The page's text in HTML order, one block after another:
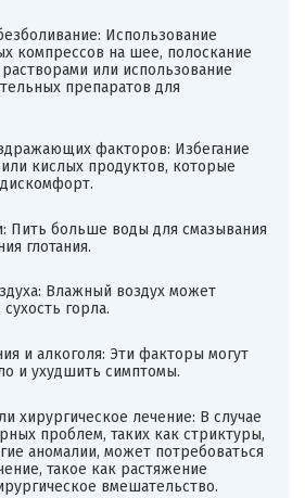
Использование
компрессов на шее, полоскание
или использование
препаратов для
факторов: Избегание
кислых продуктов, которые
дискомфорт.
Пить больше воды для смазывания
глотания.
Влажный воздух может
горла.
и алкоголя: Эти факторы могут
и ухудшить симптомы.
хирургическое лечение: В случае
проблем, таких как стриктуры,
аномалии, может потребоваться
такое как растяжение
вмешательство.